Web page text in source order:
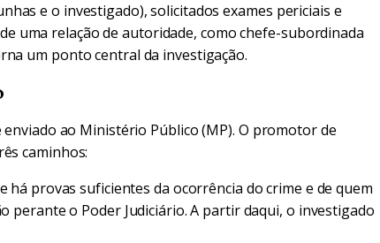
e o investigado), solicitados exames periciais e
uma relação de autoridade, como chefe-subordinada
um ponto central da investigação.
ao Ministério Público (MP). O promotor de
caminhos:
há provas suficientes da ocorrência do crime e de quem
perante o Poder Judiciário. A partir daqui, o investigado